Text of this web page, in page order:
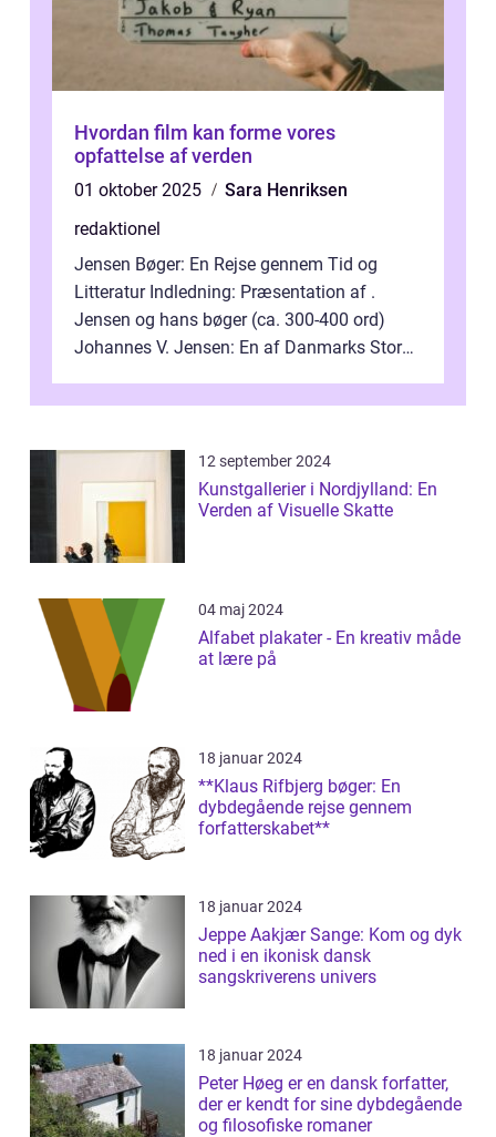
Hvordan film kan forme vores
opfattelse af verden
01 oktober 2025
Sara Henriksen
redaktionel
Jensen Bøger: En Rejse gennem Tid og
Litteratur Indledning: Præsentation af .
Jensen og hans bøger (ca. 300-400 ord)
Johannes V. Jensen: En af Danmarks Store
12 september 2024
Kunstgallerier i Nordjylland: En
Verden af Visuelle Skatte
04 maj 2024
Alfabet plakater - En kreativ måde
at lære på
18 januar 2024
**Klaus Rifbjerg bøger: En
dybdegående rejse gennem
forfatterskabet**
18 januar 2024
Jeppe Aakjær Sange: Kom og dyk
ned i en ikonisk dansk
sangskriverens univers
18 januar 2024
Peter Høeg er en dansk forfatter,
der er kendt for sine dybdegående
og filosofiske romaner